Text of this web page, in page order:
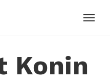
Konin